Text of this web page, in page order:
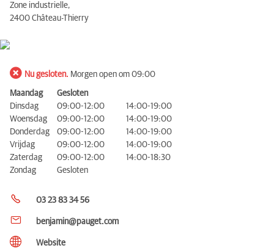
Zone industrielle,
2400 Château-Thierry
Nu gesloten. Morgen open om 09:00
Maandag
Gesloten
Dinsdag
09:00-12:00
14:00-19:00
Woensdag
09:00-12:00
14:00-19:00
Donderdag
09:00-12:00
14:00-19:00
Vrijdag
09:00-12:00
14:00-19:00
Zaterdag
09:00-12:00
14:00-18:30
Zondag
Gesloten
03 23 83 34 56
benjamin@pauget.com
Website